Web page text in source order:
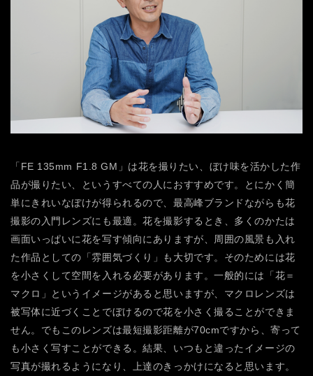
「FE 135mm F1.8 GM」は花を撮りたい、ぼけ味を活かした作
品が撮りたい、というすべての人におすすめです。とにかく簡
単にきれいなぼけが得られるので、最高峰ブランドながらも花
撮影の入門レンズにも最適。花を撮影するとき、多くのかたは
画面いっぱいに花を写す傾向にありますが、周囲の風景も入れ
た作品としての「雰囲気づくり」も大切です。そのためには花
を小さくして空間を入れる必要があります。一般的には「花＝
マクロ」というイメージがあると思いますが、マクロレンズは
被写体に近づくことでぼけるので花を小さく撮ることができま
せん。でもこのレンズは最短撮影距離が70cmですから、寄って
も小さく写すことができる。結果、いつもと違ったイメージの
写真が撮れるようになり、上達のきっかけになると思います。